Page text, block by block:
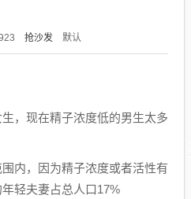
抢沙发 默认
，现在精子浓度低的男生太多
内，因为精子浓度或者活性有
轻夫妻占总人口17%